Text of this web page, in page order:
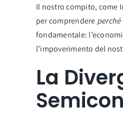
Il nostro compito, come
per comprendere perché
fondamentale:
l’impoverimento del
La